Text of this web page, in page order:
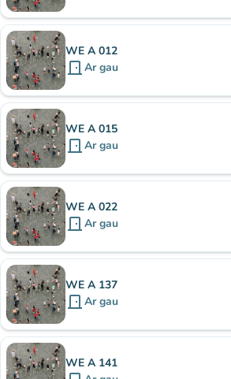
WE A 012
door_front Ar gau
WE A 015
door_front Ar gau
WE A 022
door_front Ar gau
WE A 137
door_front Ar gau
WE A 141